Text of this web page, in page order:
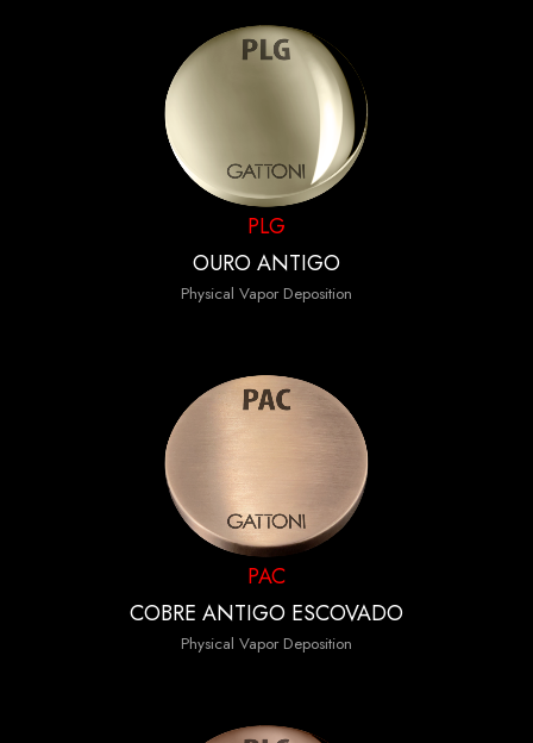
PLG
OURO ANTIGO
Physical Vapor Deposition
PAC
COBRE ANTIGO ESCOVADO
Physical Vapor Deposition